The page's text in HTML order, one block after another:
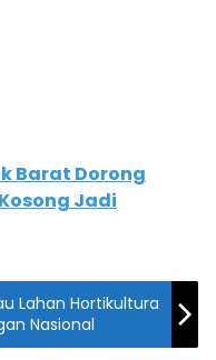
Barat Dorong
Jadi
Lahan Hortikultura
Nasional